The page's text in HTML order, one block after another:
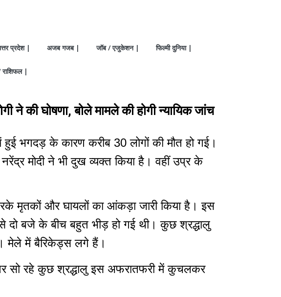
प्रदेश | अजब गजब | जॉब / एजुकेशन | फिल्मी दुनिया |
राशिफल |
ने की घोषणा, बोले मामले की होगी न्यायिक जांच
हुई भगदड़ के कारण करीब 30 लोगों की मौत हो गई।
मोदी ने भी दुख व्यक्त किया है। वहीं उप्र के
मृतकों और घायलों का आंकड़ा जारी किया है। इस
दो बजे के बीच बहुत भीड़ हो गई थी। कुछ श्रद्धालु
मेले में बैरिकेड्स लगे हैं।
सो रहे कुछ श्रद्धालु इस अफरातफरी में कुचलकर